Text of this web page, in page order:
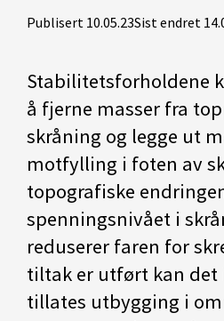
Publisert 10.05.23Sist endret
Stabilitetsforholdene
å fjerne masser fra
skråning og legge ut
motfylling i foten av
topografiske
spenningsnivået i
reduserer faren for
tiltak er utført kan det
tillates utbygging i